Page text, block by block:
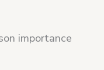
importance